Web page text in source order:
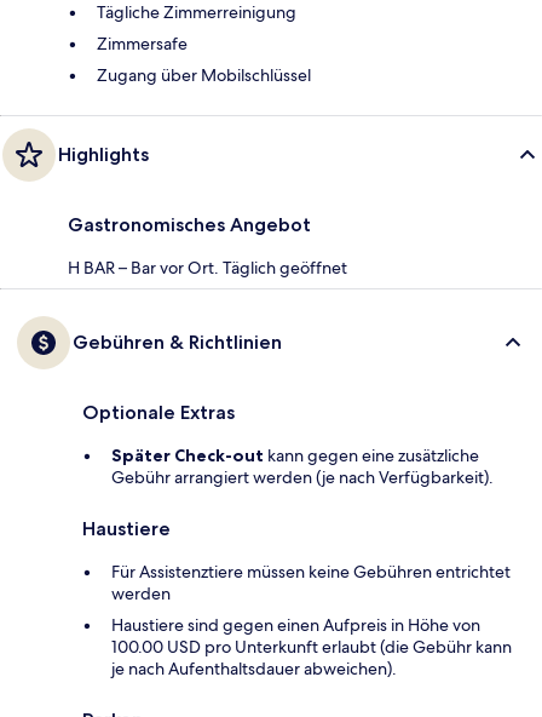
Tägliche Zimmerreinigung
Zimmersafe
Zugang über Mobilschlüssel
Highlights
Gastronomisches Angebot
H BAR – Bar vor Ort. Täglich geöffnet
Gebühren & Richtlinien
Optionale Extras
Später Check-out kann gegen eine zusätzliche
Gebühr arrangiert werden (je nach Verfügbarkeit).
Haustiere
Für Assistenztiere müssen keine Gebühren entrichtet
werden
Haustiere sind gegen einen Aufpreis in Höhe von
100.00 USD pro Unterkunft erlaubt (die Gebühr kann
je nach Aufenthaltsdauer abweichen).